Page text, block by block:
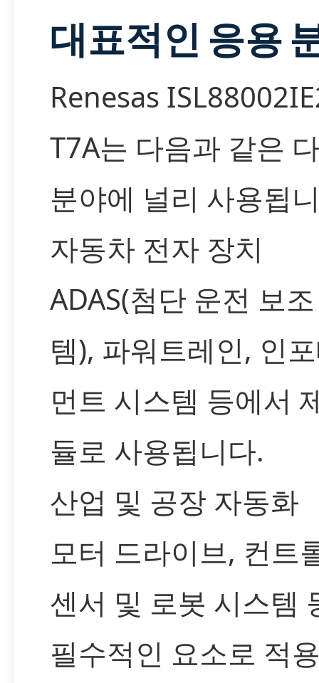
대표적인 응용
Renesas
T7A는 다음과 같은
분야에 널리 사용됩
자동차 전자 장치
ADAS(첨단 운전 보
템), 파워트레인, 인
먼트 시스템 등에서
듈로 사용됩니다.
산업 및 공장 자동화
모터 드라이브, 컨트
센서 및 로봇 시스템
필수적인 요소로 적